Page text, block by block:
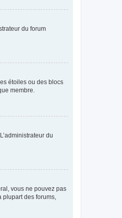
du forum
étoiles ou des blocs
membre.
du
vous ne pouvez pas
des forums,